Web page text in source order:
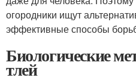
огородники ищут
эффективные способы
Биологические
тлей